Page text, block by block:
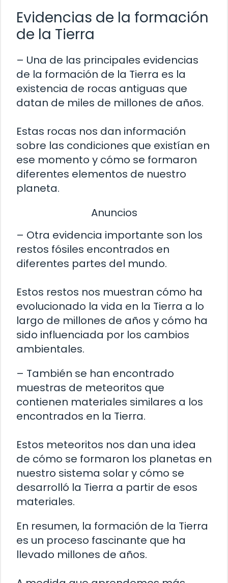
Evidencias de la formación
de la Tierra
– Una de las principales evidencias
de la formación de la Tierra es la
existencia de rocas antiguas que
datan de miles de millones de años.
Estas rocas nos dan información
sobre las condiciones que existían en
ese momento y cómo se formaron
diferentes elementos de nuestro
planeta.
Anuncios
– Otra evidencia importante son los
restos fósiles encontrados en
diferentes partes del mundo.
Estos restos nos muestran cómo ha
evolucionado la vida en la Tierra a lo
largo de millones de años y cómo ha
sido influenciada por los cambios
ambientales.
– También se han encontrado
muestras de meteoritos que
contienen materiales similares a los
encontrados en la Tierra.
Estos meteoritos nos dan una idea
de cómo se formaron los planetas en
nuestro sistema solar y cómo se
desarrolló la Tierra a partir de esos
materiales.
En resumen, la formación de la Tierra
es un proceso fascinante que ha
llevado millones de años.